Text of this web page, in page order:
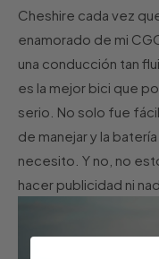
Cheshire cada vez
enamorado de mi
una conducción tan
es la mejor bici que
serio. No solo fue
de manejar y la
necesito. Y no, no
hacer publicidad ni